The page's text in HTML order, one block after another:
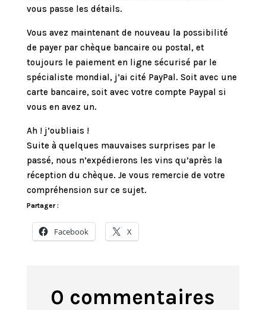
vous passe les détails.
Vous avez maintenant de nouveau la possibilité
de payer par chèque bancaire ou postal, et
toujours le paiement en ligne sécurisé par le
spécialiste mondial, j’ai cité PayPal. Soit avec une
carte bancaire, soit avec votre compte Paypal si
vous en avez un.
Ah ! j’oubliais !
Suite à quelques mauvaises surprises par le
passé, nous n’expédierons les vins qu’après la
réception du chèque. Je vous remercie de votre
compréhension sur ce sujet.
Partager :
Facebook X
0 commentaires